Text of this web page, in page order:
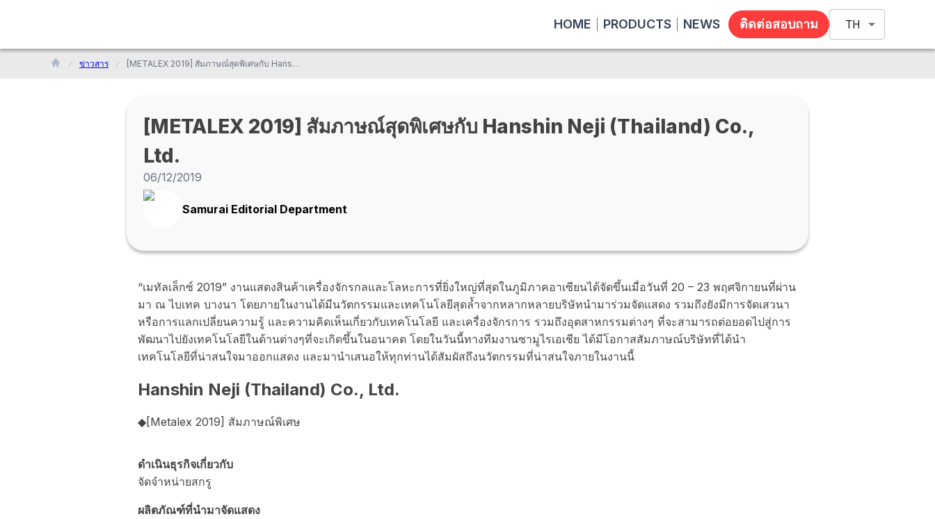
HOME PRODUCTS NEWS ติดต่อสอบถาม TH
ข่าวสาร [METALEX 2019] สัมภาษณ์สุดพิเศษกับ Hanshin Neji (Thailand) Co., Ltd.
[METALEX 2019] สัมภาษณ์สุดพิเศษกับ Hanshin Neji (Thailand) Co.,
Ltd.
06/12/2019
Samurai Editorial Department
“เมทัลเล็กซ์ 2019” งานแสดงสินค้าเครื่องจักรกลและโลหะการที่ยิ่งใหญ่ที่สุดในภูมิภาคอาเซียนได้จัดขึ้นเมื่อวันที่ 20 – 23 พฤศจิกายนที่ผ่าน
มา ณ ไบเทค บางนา โดยภายในงานได้มีนวัตกรรมและเทคโนโลยีสุดล้ำจากหลากหลายบริษัทนำมาร่วมจัดแสดง รวมถึงยังมีการจัดเสวนา
หรือการแลกเปลี่ยนความรู้ และความคิดเห็นเกี่ยวกับเทคโนโลยี และเครื่องจักรการ รวมถึงอุตสาหกรรมต่างๆ ที่จะสามารถต่อยอดไปสู่การ
พัฒนาไปยังเทคโนโลยีในด้านต่างๆที่จะเกิดขึ้นในอนาคต โดยในวันนี้ทางทีมงานซามูไรเอเชีย ได้มีโอกาสสัมภาษณ์บริษัทที่ได้นำ
เทคโนโลยีที่น่าสนใจมาออกแสดง และมานำเสนอให้ทุกท่านได้สัมผัสถึงนวัตกรรมที่น่าสนใจภายในงานนี้
Hanshin Neji (Thailand) Co., Ltd.
◆[Metalex 2019] สัมภาษณ์พิเศษ
ดำเนินธุรกิจเกี่ยวกับ
จัดจำหน่ายสกรู
ผลิตภัณฑ์ที่นำมาจัดแสดง